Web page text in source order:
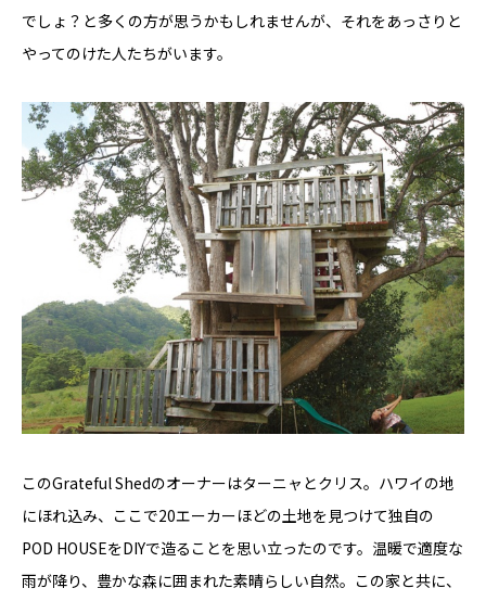
でしょ？と多くの方が思うかもしれませんが、それをあっさりと
やってのけた人たちがいます。
このGrateful Shedのオーナーはターニャとクリス。ハワイの地
にほれ込み、ここで20エーカーほどの土地を見つけて独自の
POD HOUSEをDIYで造ることを思い立ったのです。温暖で適度な
雨が降り、豊かな森に囲まれた素晴らしい自然。この家と共に、